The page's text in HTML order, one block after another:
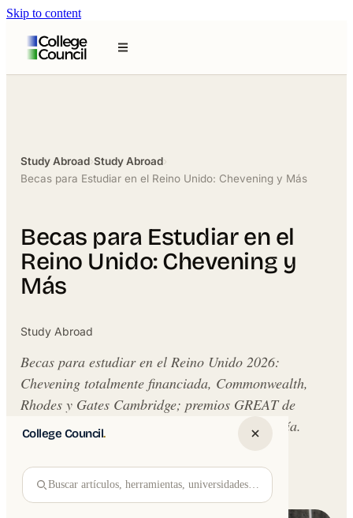
Skip to content
College Council.
Buscar artículos, herramientas, universidades…
Study Abroad›Study Abroad›
Becas para Estudiar en el Reino Unido: Chevening y Más
Becas para Estudiar en el
Reino Unido: Chevening y
Más
Study Abroad
Becas para estudiar en el Reino Unido 2026:
Chevening totalmente financiada, Commonwealth,
Rhodes y Gates Cambridge; premios GREAT de
~£10.000; la visa de £558 que cubre la mayoría.
Written byJakub Andre College Council
Updated 16 February 2026 · 16 min read